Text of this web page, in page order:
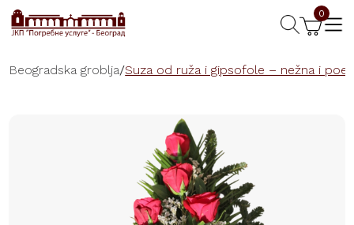
0
Beogradska groblja/Suza od ruža i gipsofole – nežna i